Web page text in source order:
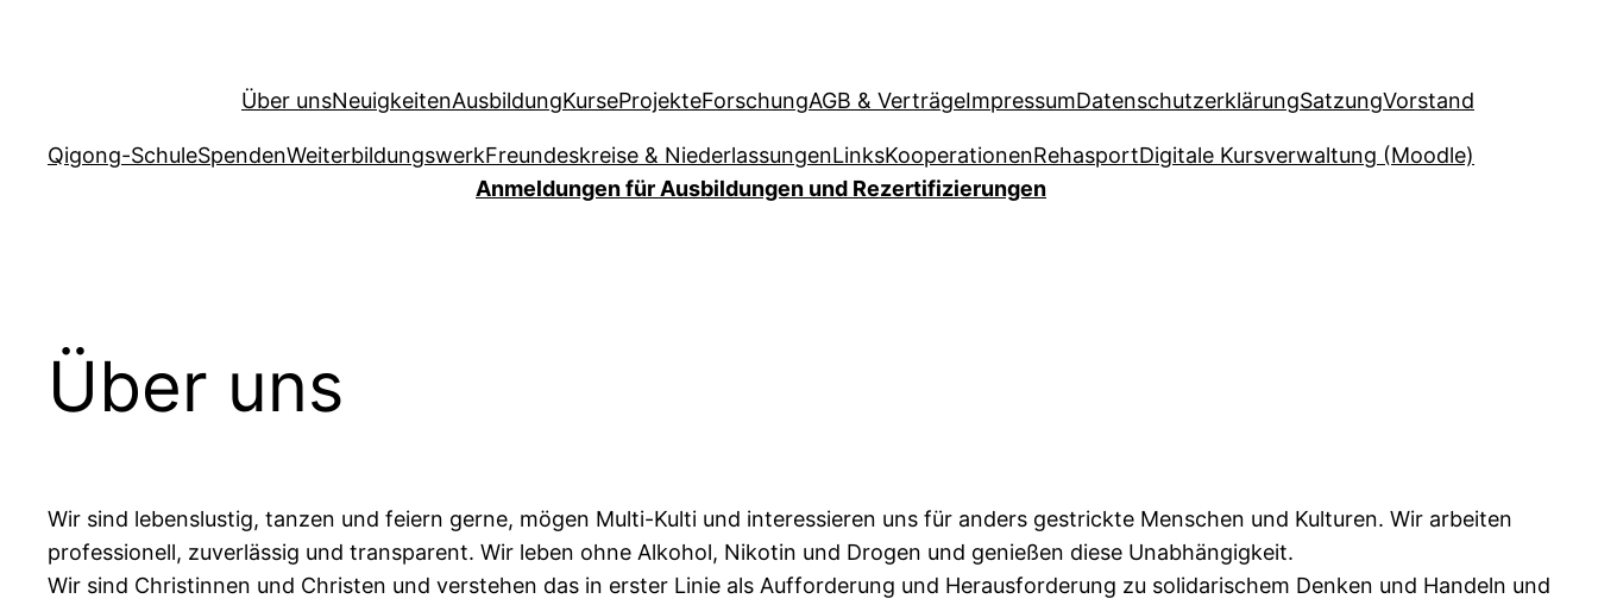
Über unsNeuigkeitenAusbildungKurseProjekteForschungAGB & VerträgeImpressumDatenschutzerklärungSatzungVorstand
Qigong-SchuleSpendenWeiterbildungswerkFreundeskreise & NiederlassungenLinksKooperationenRehasportDigitale Kursverwaltung (Moodle)
Anmeldungen für Ausbildungen und Rezertifizierungen
Über uns
Wir sind lebenslustig, tanzen und feiern gerne, mögen Multi-Kulti und interessieren uns für anders gestrickte Menschen und Kulturen. Wir arbeiten
professionell, zuverlässig und transparent. Wir leben ohne Alkohol, Nikotin und Drogen und genießen diese Unabhängigkeit.
Wir sind Christinnen und Christen und verstehen das in erster Linie als Aufforderung und Herausforderung zu solidarischem Denken und Handeln und